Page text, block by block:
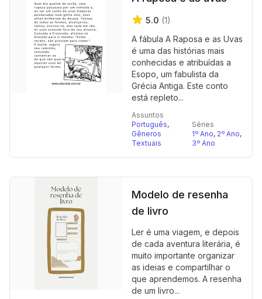
5.0 (1)
A fábula A Raposa e as Uvas
é uma das histórias mais
conhecidas e atribuídas a
Esopo, um fabulista da
Grécia Antiga. Este conto
está repleto...
Assuntos
Português,
Gêneros
Textuais
Séries
1º Ano, 2º Ano,
3º Ano
Modelo de resenha
de livro
Ler é uma viagem, e depois
de cada aventura literária, é
muito importante organizar
as ideias e compartilhar o
que aprendemos. A resenha
de um livro...